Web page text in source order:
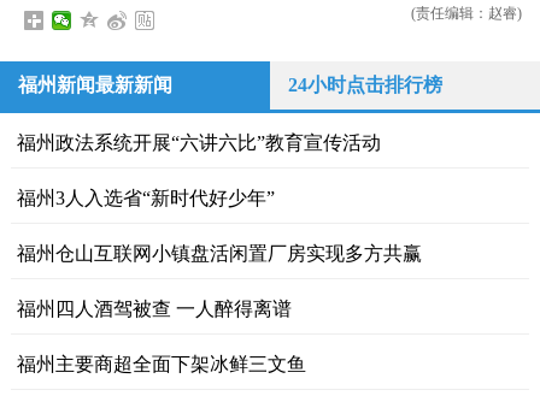
(责任编辑：赵睿)
福州新闻最新新闻 24小时点击排行榜
福州政法系统开展“六讲六比”教育宣传活动
福州3人入选省“新时代好少年”
福州仓山互联网小镇盘活闲置厂房实现多方共赢
福州四人酒驾被查 一人醉得离谱
福州主要商超全面下架冰鲜三文鱼